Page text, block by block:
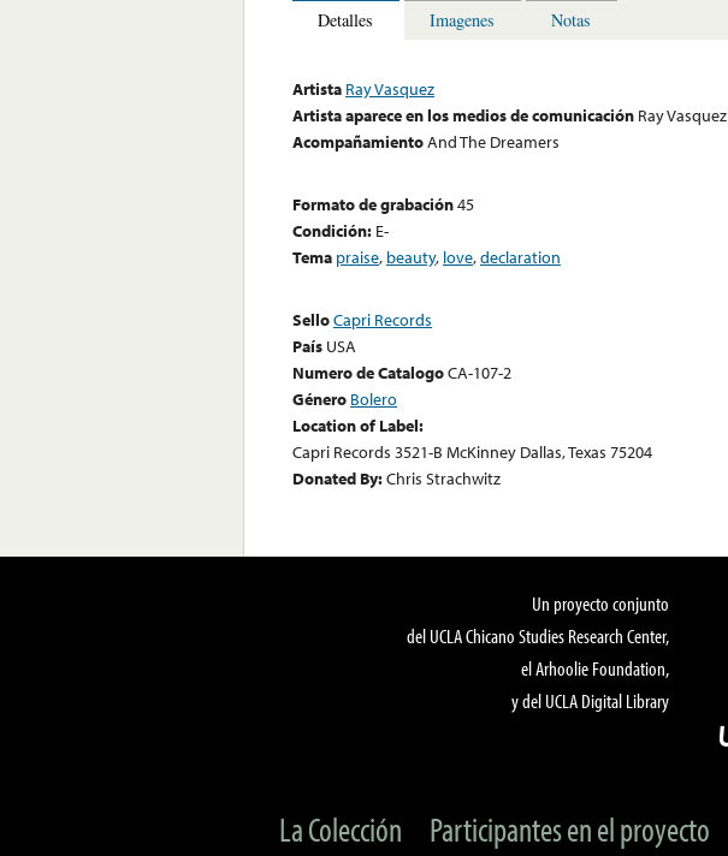
Detalles Imagenes Notas
Artista Ray Vasquez
Artista aparece en los medios de comunicación Ray Vasquez
AcompañamientoAnd The Dreamers
Formato de grabación45
Condición: E-
Tema praise, beauty, love,declaration
SelloCapri Records
País USA
Numero de CatalogoCA-107-2
Género Bolero
Location of Label:
Capri Records 3521-B McKinney Dallas, Texas 75204
Donated By:Chris Strachwitz
Un proyecto conjunto
del UCLA Chicano Studies Research Center,
el Arhoolie Foundation,
y del UCLA Digital Library
La Colección Participantes en el proyecto